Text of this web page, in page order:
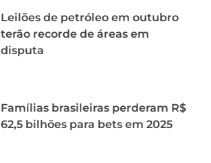
Leilões de petróleo em outubro
terão recorde de áreas em
disputa
Famílias brasileiras perderam R$
62,5 bilhões para bets em 2025